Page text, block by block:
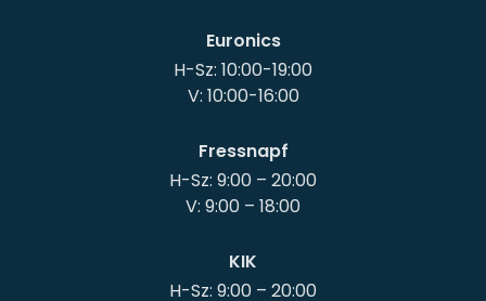
Euronics
H-Sz: 10:00-19:00
V: 10:00-16:00
Fressnapf
H-Sz: 9:00 – 20:00
KIK
H-Sz: 9:00 – 20:00